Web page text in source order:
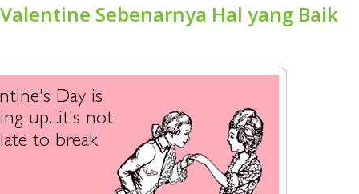
Sebenarnya Hal yang Baik